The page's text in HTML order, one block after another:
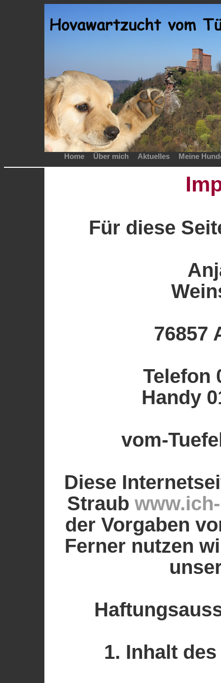
Home Über mich Aktuelles Meine
Für diese
76857
Telefon
Handy
vom-
Diese
Straub
der Vorgaben
Ferner nutzen
1. Inhalt